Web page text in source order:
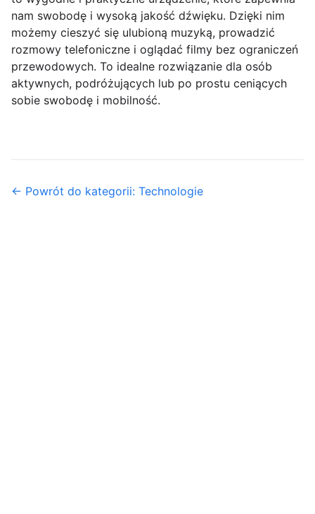
nam swobodę i wysoką jakość dźwięku. Dzięki nim
możemy cieszyć się ulubioną muzyką, prowadzić
rozmowy telefoniczne i oglądać filmy bez ograniczeń
przewodowych. To idealne rozwiązanie dla osób
aktywnych, podróżujących lub po prostu ceniących
sobie swobodę i mobilność.
← Powrót do kategorii: Technologie